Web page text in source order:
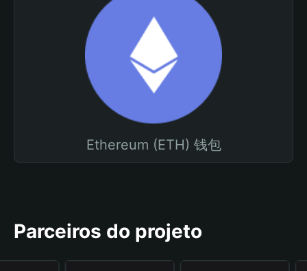
Ethereum (ETH) 钱包
Parceiros do projeto